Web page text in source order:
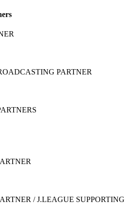
PARTNER
/ J.LEAGUE SUPPORTING